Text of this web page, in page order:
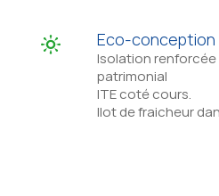
Eco-conception
Isolation
patrimonial
ITE coté cours.
Ilot de fraicheur